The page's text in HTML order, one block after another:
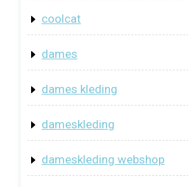
coolcat
dames
dames kleding
dameskleding
dameskleding webshop